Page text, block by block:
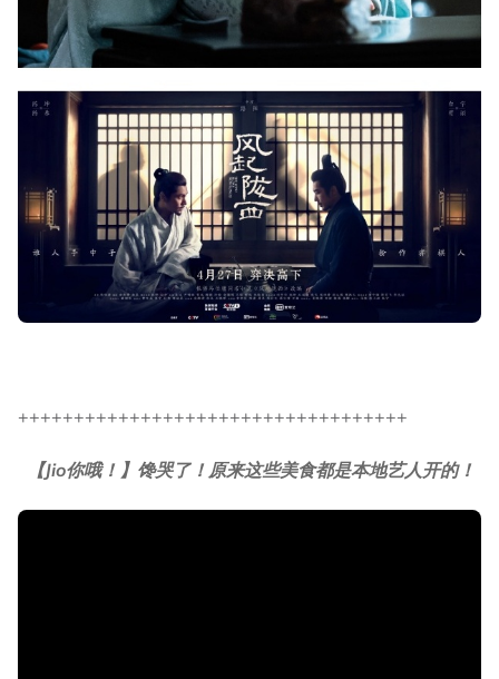
+++++++++++++++++++++++++++++++++++
【Jio你哦！】馋哭了！原来这些美食都是本地艺人开的！